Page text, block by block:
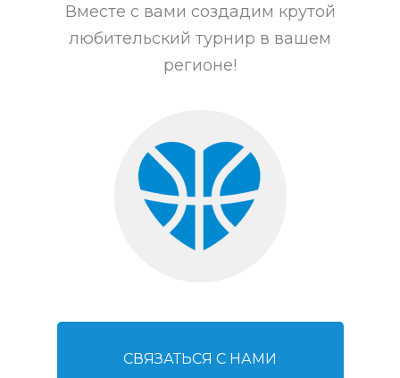
Вместе с вами создадим крутой
любительский турнир в вашем
регионе!
СВЯЗАТЬСЯ С НАМИ